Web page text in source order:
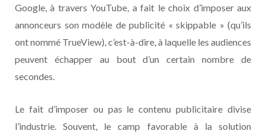
Google, à travers YouTube, a fait le choix d’imposer aux
annonceurs son modèle de publicité « skippable » (qu’ils
ont nommé TrueView), c’est-à-dire, à laquelle les audiences
peuvent échapper au bout d’un certain nombre de
secondes.
Le fait d’imposer ou pas le contenu publicitaire divise
l’industrie. Souvent, le camp favorable à la solution